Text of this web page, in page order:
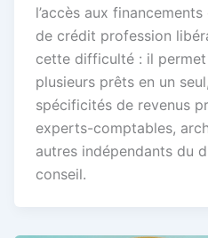
l’accès aux
de crédit profession
cette difficulté : il
plusieurs prêts en un
spécificités de revenus
experts-comptables,
autres indépendants du
conseil.